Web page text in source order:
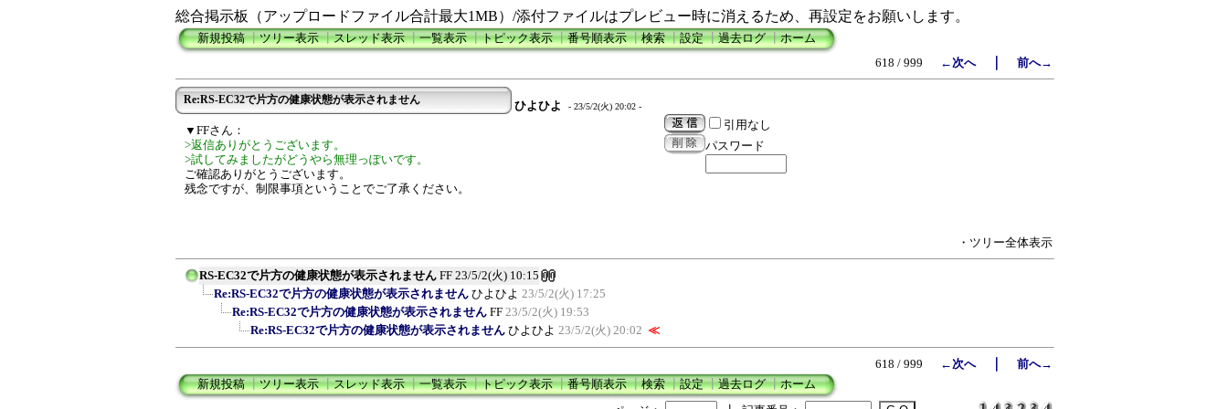
総合掲示板（アップロードファイル合計最大1MB）/添付ファイルはプレビュー時に消えるため、再設定をお願いします。
新規投稿┃ツリー表示┃スレッド表示┃一覧表示┃トピック表示┃番号順表示┃検索┃設定┃過去ログ┃ホーム
618 / 999
←次へ｜ 前へ→
Re:RS-EC32で片方の健康状態が表示されません ひよひよ - 23/5/2(火) 20:02 -
▼FFさん：
>返信ありがとうございます。
>試してみましたがどうやら無理っぽいです。
ご確認ありがとうございます。
残念ですが、制限事項ということでご了承ください。
引用なし
パスワード
・ツリー全体表示
RS-EC32で片方の健康状態が表示されません FF 23/5/2(火) 10:15
Re:RS-EC32で片方の健康状態が表示されません ひよひよ 23/5/2(火) 17:25
Re:RS-EC32で片方の健康状態が表示されません FF 23/5/2(火) 19:53
Re:RS-EC32で片方の健康状態が表示されません ひよひよ 23/5/2(火) 20:02 ≪
618 / 999 ←次へ｜ 前へ→
新規投稿┃ツリー表示┃スレッド表示┃一覧表示┃トピック表示┃番号順表示┃検索┃設定┃過去ログ┃ホーム